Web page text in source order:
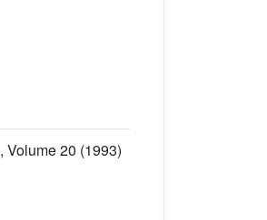
, Volume 20 (1993)